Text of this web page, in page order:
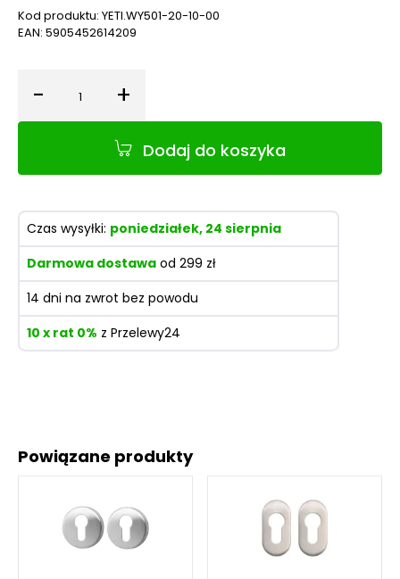
Powiązane produkty
Kod produktu: YETI.WY501-20-10-00
EAN: 5905452614209
- Ilość +
Dodaj do koszyka
Czas wysyłki: poniedziałek, 24 sierpnia
Darmowa dostawa od 299 zł
14 dni na zwrot bez powodu
10 x rat 0% z Przelewy24